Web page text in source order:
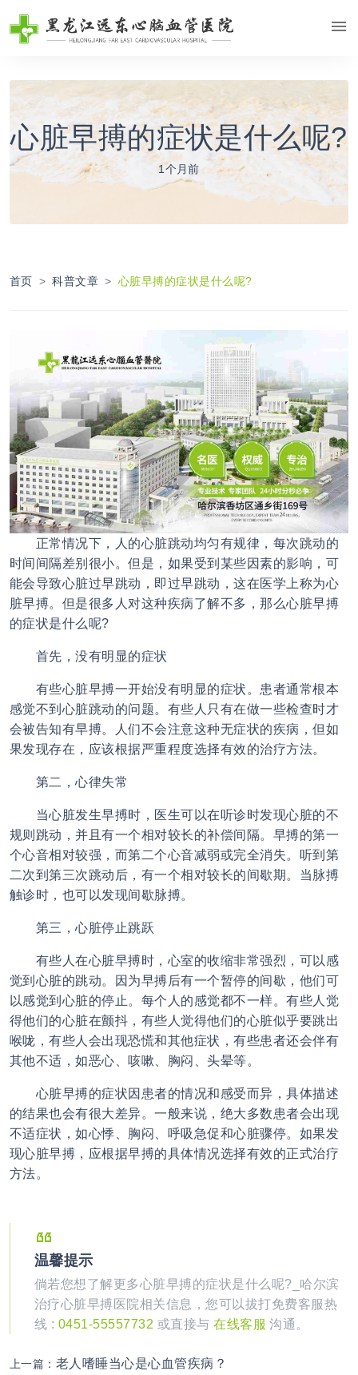
心脏早搏的症状是什么呢?
1个月前
首页 科普文章 心脏早搏的症状是什么呢?
正常情况下，人的心脏跳动均匀有规律，每次跳动的
时间间隔差别很小。但是，如果受到某些因素的影响，可
能会导致心脏过早跳动，即过早跳动，这在医学上称为心
脏早搏。但是很多人对这种疾病了解不多，那么心脏早搏
的症状是什么呢?
首先，没有明显的症状
有些心脏早搏一开始没有明显的症状。患者通常根本
感觉不到心脏跳动的问题。有些人只有在做一些检查时才
会被告知有早搏。人们不会注意这种无症状的疾病，但如
果发现存在，应该根据严重程度选择有效的治疗方法。
第二，心律失常
当心脏发生早搏时，医生可以在听诊时发现心脏的不
规则跳动，并且有一个相对较长的补偿间隔。早搏的第一
个心音相对较强，而第二个心音减弱或完全消失。听到第
二次到第三次跳动后，有一个相对较长的间歇期。当脉搏
触诊时，也可以发现间歇脉搏。
第三，心脏停止跳跃
有些人在心脏早搏时，心室的收缩非常强烈，可以感
觉到心脏的跳动。因为早搏后有一个暂停的间歇，他们可
以感觉到心脏的停止。每个人的感觉都不一样。有些人觉
得他们的心脏在颤抖，有些人觉得他们的心脏似乎要跳出
喉咙，有些人会出现恐慌和其他症状，有些患者还会伴有
其他不适，如恶心、咳嗽、胸闷、头晕等。
心脏早搏的症状因患者的情况和感受而异，具体描述
的结果也会有很大差异。一般来说，绝大多数患者会出现
不适症状，如心悸、胸闷、呼吸急促和心脏骤停。如果发
现心脏早搏 ，应根据早搏的具体情况选择有效的正式治疗
方法。
温馨提示
倘若您想了解更多心脏早搏的症状是什么呢?_哈尔滨
治疗心脏早搏医院相关信息，您可以拔打免费客服热
线 : 0451-55557732 或直接与在线客服 沟通。
上一篇： 老人嗜睡当心是心血管疾病？